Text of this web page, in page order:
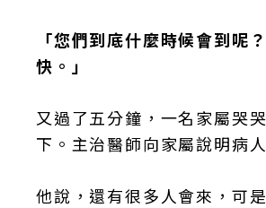
「您們到底什麼時候會到呢
快。」
又過了五分鐘，一名家屬哭
下。主治醫師向家屬說明病
他說，還有很多人會來，可